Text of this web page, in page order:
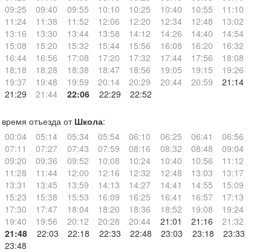
09:25
09:40 09:55 10:10 10:25 10:40 10:55
11:10
11:24
11:38 11:52 12:06 12:20 12:34 12:48
13:02
13:16
13:30 13:44 13:58 14:12 14:26 14:40
14:54
15:08
15:20 15:32 15:44 15:56 16:08 16:20
16:32
16:44
16:56 17:08 17:20 17:32 17:44 17:56
18:08
18:18
18:28 18:38 18:47 18:56 19:05 19:15
19:26
19:37
19:48 19:59 20:14 20:29 20:44 20:59
21:14
21:29
21:44 22:06 22:29 22:52
время отъезда от Школа:
00:04
05:14 05:34 05:54 06:10 06:25 06:41
06:56
07:11
07:27 07:43 07:59 08:16 08:32 08:48
09:04
09:20
09:36 09:52 10:08 10:24 10:40 10:56
11:12
11:28
11:44 12:00 12:16 12:32 12:48 13:03
13:17
13:31
13:45 13:59 14:13 14:27 14:41 14:55
15:09
15:23
15:38 15:53 16:09 16:25 16:41 16:57
17:13
17:30
17:47 18:04 18:20 18:36 18:52 19:08
19:24
19:40
19:56 20:12 20:28 20:44 21:01 21:16
21:32
21:48
22:03 22:18 22:33 22:48 23:03 23:18
23:33
23:48